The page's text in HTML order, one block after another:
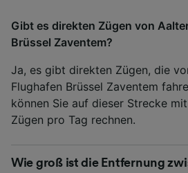
Gibt es direkten Zügen von
Brüssel Zaventem?
Ja, es gibt direkten Zügen, die
Flughafen Brüssel Zaventem
können Sie auf dieser Strecke
Zügen pro Tag rechnen.
Wie groß ist die Entfernung